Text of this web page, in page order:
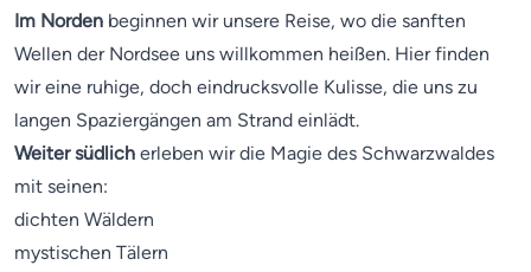
Im Norden beginnen wir unsere Reise, wo die sanften
Wellen der Nordsee uns willkommen heißen. Hier finden
wir eine ruhige, doch eindrucksvolle Kulisse, die uns zu
langen Spaziergängen am Strand einlädt.
Weiter südlich erleben wir die Magie des Schwarzwaldes
mit seinen:
dichten Wäldern
mystischen Tälern